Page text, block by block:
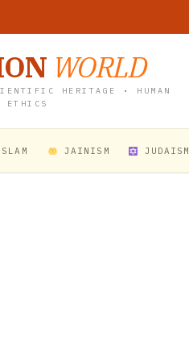
WORLD
HERITAGE • HUMAN
ETHICS
JAINISM JUDAISM